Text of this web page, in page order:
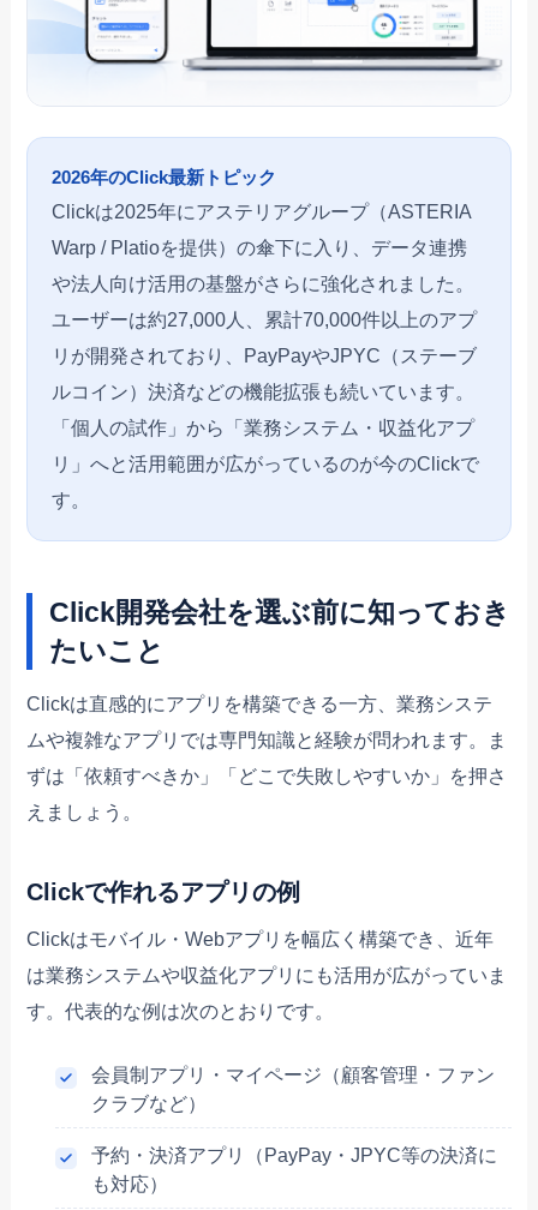
2026年のClick最新トピック
Clickは2025年にアステリアグループ（ASTERIA
Warp / Platioを提供）の傘下に入り、データ連携
や法人向け活用の基盤がさらに強化されました。
ユーザーは約27,000人、累計70,000件以上のアプ
リが開発されており、PayPayやJPYC（ステーブ
ルコイン）決済などの機能拡張も続いています。
「個人の試作」から「業務システム・収益化アプ
リ」へと活用範囲が広がっているのが今のClickで
す。
Click開発会社を選ぶ前に知っておき
たいこと
Clickは直感的にアプリを構築できる一方、業務システ
ムや複雑なアプリでは専門知識と経験が問われます。ま
ずは「依頼すべきか」「どこで失敗しやすいか」を押さ
えましょう。
Clickで作れるアプリの例
Clickはモバイル・Webアプリを幅広く構築でき、近年
は業務システムや収益化アプリにも活用が広がっていま
す。代表的な例は次のとおりです。
会員制アプリ・マイページ（顧客管理・ファン
クラブなど）
予約・決済アプリ（PayPay・JPYC等の決済に
も対応）